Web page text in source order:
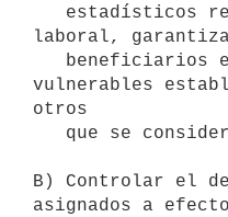
laboral,
vulnerables
otros
B) Controlar el
asignados a